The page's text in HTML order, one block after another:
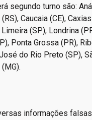
segundo turno são:
Caucaia (CE),
(SP), Londrina
Ponta Grossa (PR),
do Rio Preto (SP),
informações